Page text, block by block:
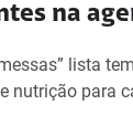
na
lista
nutrição para